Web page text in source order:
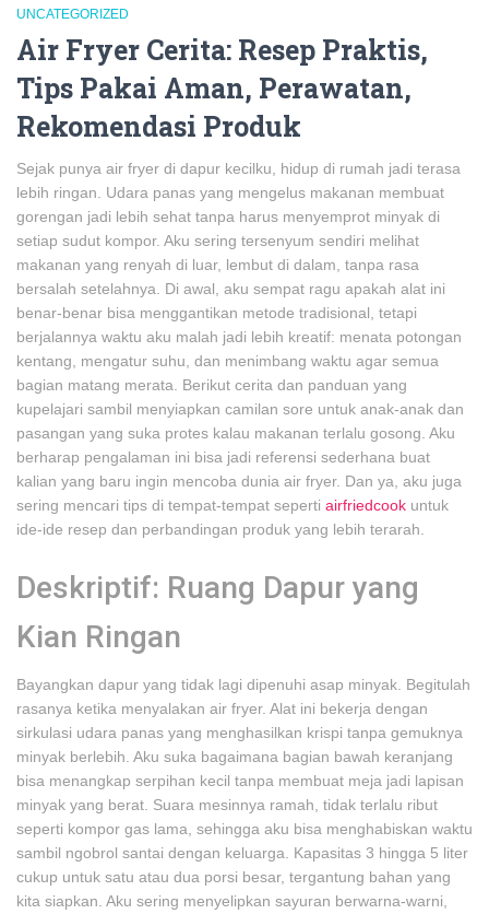
UNCATEGORIZED
Air Fryer Cerita: Resep Praktis,
Tips Pakai Aman, Perawatan,
Rekomendasi Produk
Sejak punya air fryer di dapur kecilku, hidup di rumah jadi terasa
lebih ringan. Udara panas yang mengelus makanan membuat
gorengan jadi lebih sehat tanpa harus menyemprot minyak di
setiap sudut kompor. Aku sering tersenyum sendiri melihat
makanan yang renyah di luar, lembut di dalam, tanpa rasa
bersalah setelahnya. Di awal, aku sempat ragu apakah alat ini
benar-benar bisa menggantikan metode tradisional, tetapi
berjalannya waktu aku malah jadi lebih kreatif: menata potongan
kentang, mengatur suhu, dan menimbang waktu agar semua
bagian matang merata. Berikut cerita dan panduan yang
kupelajari sambil menyiapkan camilan sore untuk anak-anak dan
pasangan yang suka protes kalau makanan terlalu gosong. Aku
berharap pengalaman ini bisa jadi referensi sederhana buat
kalian yang baru ingin mencoba dunia air fryer. Dan ya, aku juga
sering mencari tips di tempat-tempat seperti airfriedcook untuk
ide-ide resep dan perbandingan produk yang lebih terarah.
Deskriptif: Ruang Dapur yang
Kian Ringan
Bayangkan dapur yang tidak lagi dipenuhi asap minyak. Begitulah
rasanya ketika menyalakan air fryer. Alat ini bekerja dengan
sirkulasi udara panas yang menghasilkan krispi tanpa gemuknya
minyak berlebih. Aku suka bagaimana bagian bawah keranjang
bisa menangkap serpihan kecil tanpa membuat meja jadi lapisan
minyak yang berat. Suara mesinnya ramah, tidak terlalu ribut
seperti kompor gas lama, sehingga aku bisa menghabiskan waktu
sambil ngobrol santai dengan keluarga. Kapasitas 3 hingga 5 liter
cukup untuk satu atau dua porsi besar, tergantung bahan yang
kita siapkan. Aku sering menyelipkan sayuran berwarna-warni,